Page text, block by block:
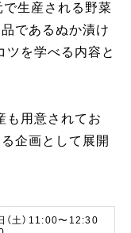
で生産される野菜
であるぬか漬け
ツを学べる内容と
も用意されてお
企画として展開
土）11:00〜12:30